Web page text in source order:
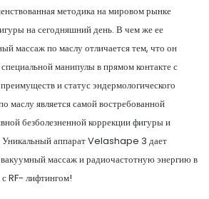
методика на мировом рынке
на сегодняшний день. В чем же ее
массаж по маслу отличается тем, что он
манипулы в прямом контакте с
и статус эндермологического
маслу является самой востребованной
безболезненной коррекции фигуры и
Уникальный аппарат Velashape 3 дает
массаж и радиочастотную энергию в
RF- лифтингом!